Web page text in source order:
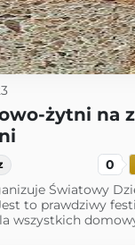
żytni na
0
Światowy
to prawdziwy
wszystkich